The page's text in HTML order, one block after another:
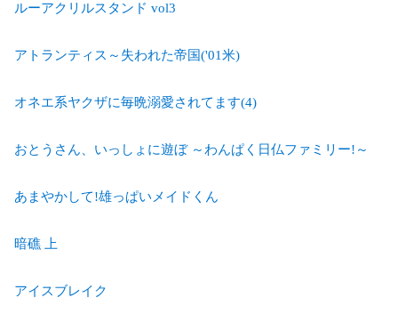
ルーアクリルスタンド vol3
アトランティス～失われた帝国('01米)
オネエ系ヤクザに毎晩溺愛されてます(4)
おとうさん、いっしょに遊ぼ ～わんぱく日仏ファミリー!～
あまやかして!雄っぱいメイドくん
暗礁 上
アイスブレイク